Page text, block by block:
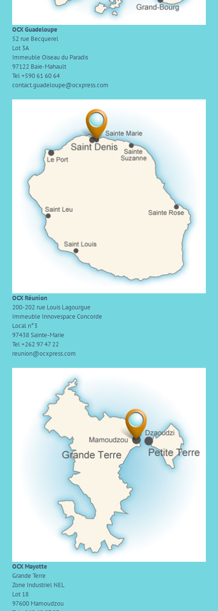
OCX Guadeloupe
52 rue Becquerel
Lot 3A
Immeuble Oiseau du Paradis
97122 Baie-Mahault
Tel +590 61 60 64
contact.guadeloupe@ocxpress.com
OCX Réunion
200-202 rue Louis Lagourgue
Immeuble Innovespace Concorde
Local n°3
97438 Sainte-Marie
Tel +262 97 47 22
reunion@ocxpress.com
OCX Mayotte
Grande Terre
Zone Industriel NEL
Lot 18
97600 Mamoudzou